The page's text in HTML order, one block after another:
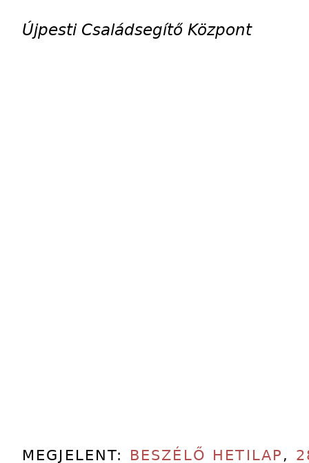
Újpesti Családsegítő Központ
MEGJELENT: BESZÉLŐ HETILAP ,